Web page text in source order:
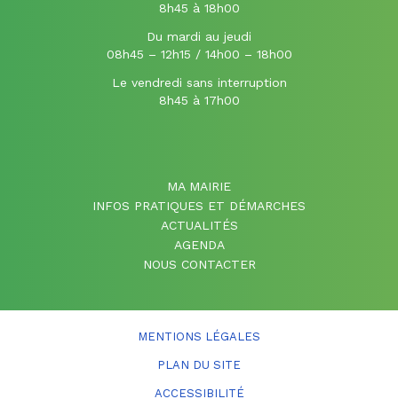
8h45 à 18h00
Du mardi au jeudi
08h45 – 12h15 / 14h00 – 18h00
Le vendredi sans interruption
8h45 à 17h00
MA MAIRIE
INFOS PRATIQUES ET DÉMARCHES
ACTUALITÉS
AGENDA
NOUS CONTACTER
MENTIONS LÉGALES
PLAN DU SITE
ACCESSIBILITÉ